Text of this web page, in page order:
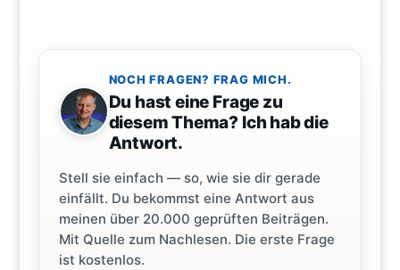
NOCH FRAGEN? FRAG MICH.
Du hast eine Frage zu
diesem Thema? Ich hab die
Antwort.
Stell sie einfach — so, wie sie dir gerade
einfällt. Du bekommst eine Antwort aus
meinen über 20.000 geprüften Beiträgen.
Mit Quelle zum Nachlesen. Die erste Frage
ist kostenlos.